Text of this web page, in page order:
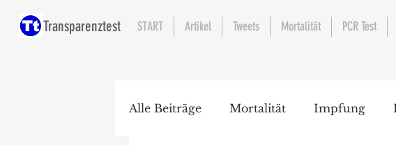
Transparenztest START Artikel Tweets Mortalität PCR Test
Alle Beiträge Mortalität Impfung